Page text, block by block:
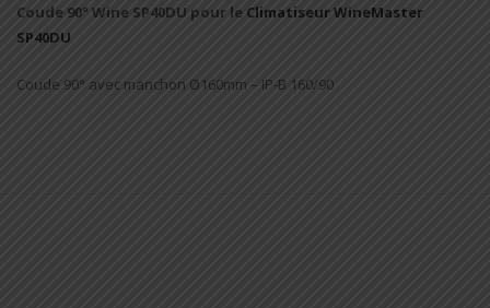
Coude 90° Wine SP40DU pour le Climatiseur WineMaster
SP40DU
Coude 90° avec manchon Ø160mm – IP-B 160/90